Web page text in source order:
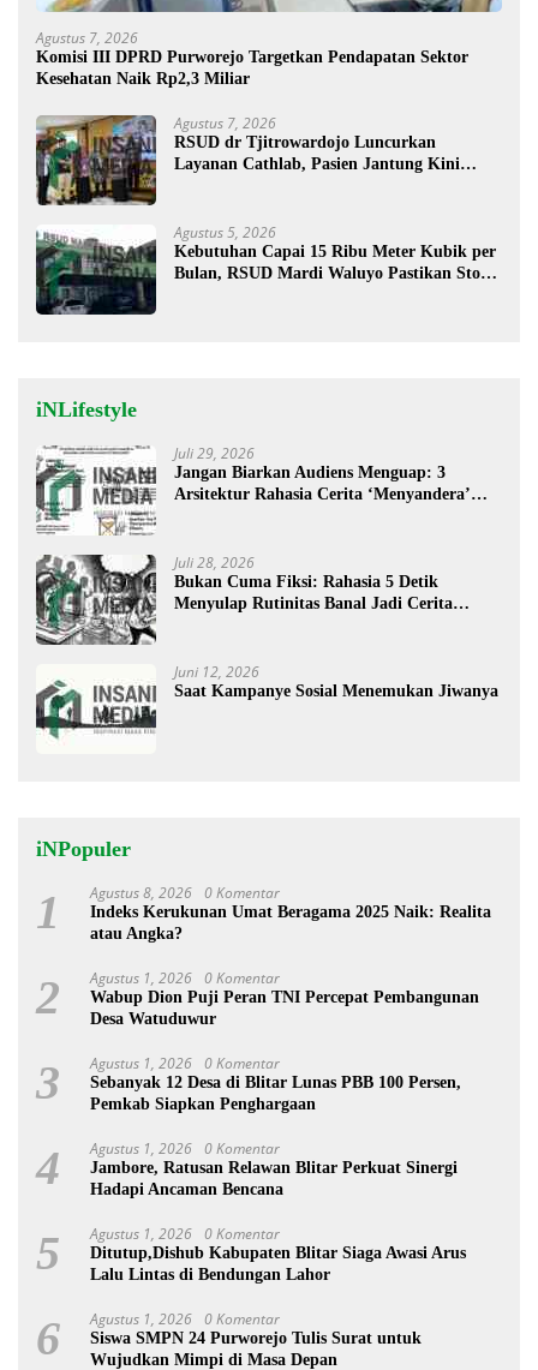
Agustus 7, 2026
Komisi III DPRD Purworejo Targetkan Pendapatan Sektor
Kesehatan Naik Rp2,3 Miliar
Agustus 7, 2026
RSUD dr Tjitrowardojo Luncurkan
Layanan Cathlab, Pasien Jantung Kini
Agustus 5, 2026
Kebutuhan Capai 15 Ribu Meter Kubik per
Bulan, RSUD Mardi Waluyo Pastikan Stok
iNLifestyle
Juli 29, 2026
Jangan Biarkan Audiens Menguap: 3
Arsitektur Rahasia Cerita ‘Menyandera’
Juli 28, 2026
Bukan Cuma Fiksi: Rahasia 5 Detik
Menyulap Rutinitas Banal Jadi Cerita
Juni 12, 2026
Saat Kampanye Sosial Menemukan Jiwanya
iNPopuler
1 Agustus 8, 2026 0 Komentar
Indeks Kerukunan Umat Beragama 2025 Naik: Realita
atau Angka?
2 Agustus 1, 2026 0 Komentar
Wabup Dion Puji Peran TNI Percepat Pembangunan
Desa Watuduwur
3 Agustus 1, 2026 0 Komentar
Sebanyak 12 Desa di Blitar Lunas PBB 100 Persen,
Pemkab Siapkan Penghargaan
4 Agustus 1, 2026 0 Komentar
Jambore, Ratusan Relawan Blitar Perkuat Sinergi
Hadapi Ancaman Bencana
5 Agustus 1, 2026 0 Komentar
Ditutup,Dishub Kabupaten Blitar Siaga Awasi Arus
Lalu Lintas di Bendungan Lahor
6 Agustus 1, 2026 0 Komentar
Siswa SMPN 24 Purworejo Tulis Surat untuk
Wujudkan Mimpi di Masa Depan